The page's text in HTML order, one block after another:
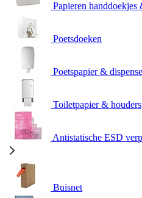
Papieren handdoekjes
Poetsdoeken
Poetspapier &
Toiletpapier & houders
Antistatische ESD
Buisnet